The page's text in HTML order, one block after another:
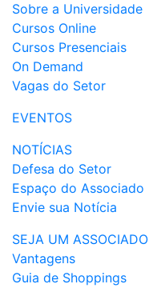
Sobre a Universidade
Cursos Online
Cursos Presenciais
On Demand
Vagas do Setor
EVENTOS
NOTÍCIAS
Defesa do Setor
Espaço do Associado
Envie sua Notícia
SEJA UM ASSOCIADO
Vantagens
Guia de Shoppings